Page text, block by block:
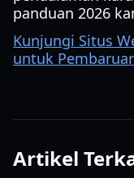
panduan 2026
Kunjungi Situs
untuk
Artikel